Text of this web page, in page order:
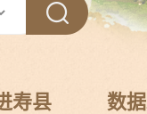
寿县 数